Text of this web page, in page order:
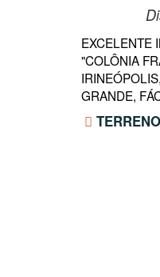
EXCELENTE
"COLÔNIA
GRANDE,